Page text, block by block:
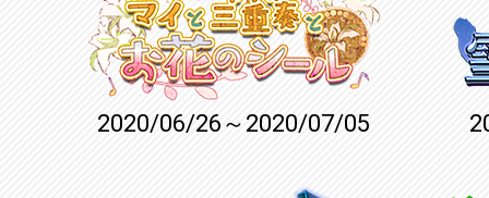
2020/06/26～2020/07/05